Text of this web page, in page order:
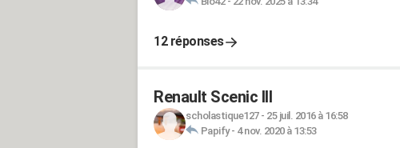
12 réponses
Renault Scenic III
scholastique127- 25 juil. 2016 à 16:58
Papify- 4 nov. 2020 à 13:53